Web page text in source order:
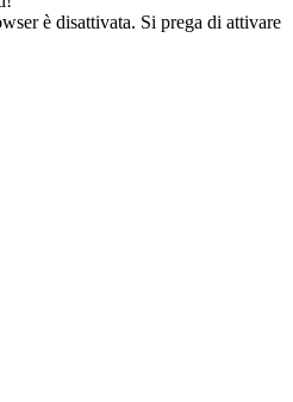
è disattivata. Si prega di attivare